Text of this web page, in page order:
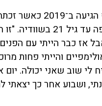
להישג מרשים נוסף הגיעה
ארד באליפות אירופה עד גיל
אז כבר הייתי עם
והייתי פחות
לי שוב שאני יכולה. יום
ושבוע אחר כך יצאתי